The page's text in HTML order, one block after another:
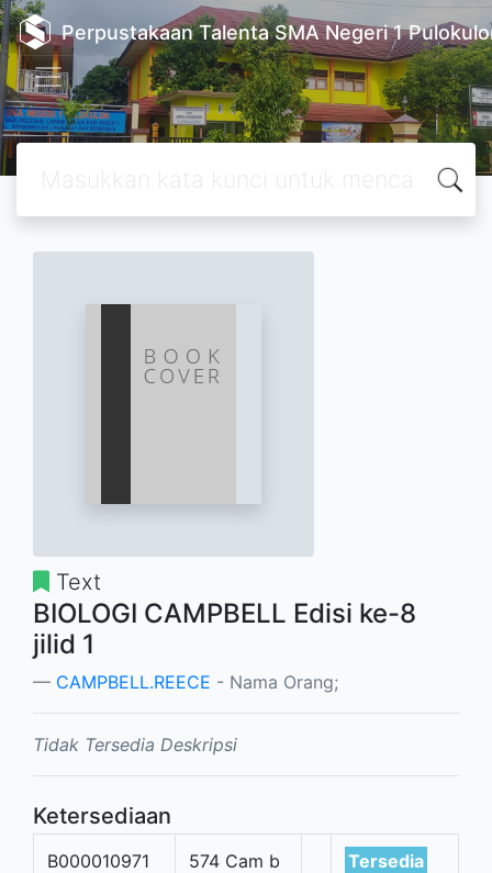
Perpustakaan Talenta SMA Negeri 1
Text
BIOLOGI CAMPBELL Edisi ke-8
jilid 1
CAMPBELL.REECE - Nama Orang;
Tidak Tersedia Deskripsi
Ketersediaan
B000010971 574 Cam b Tersedia